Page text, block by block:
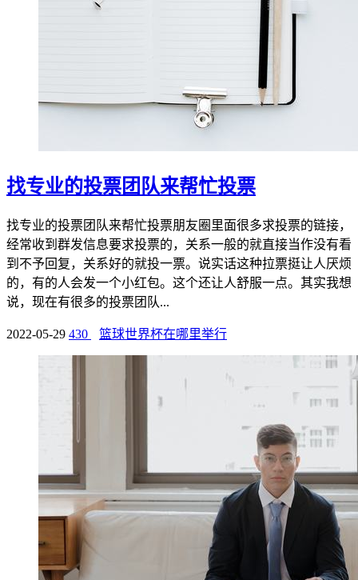
找专业的投票团队来帮忙投票
找专业的投票团队来帮忙投票朋友圈里面很多求投票的链接，
经常收到群发信息要求投票的，关系一般的就直接当作没有看
到不予回复，关系好的就投一票。说实话这种拉票挺让人厌烦
的，有的人会发一个小红包。这个还让人舒服一点。其实我想
说，现在有很多的投票团队...
2022-05-29 430 篮球世界杯在哪里举行